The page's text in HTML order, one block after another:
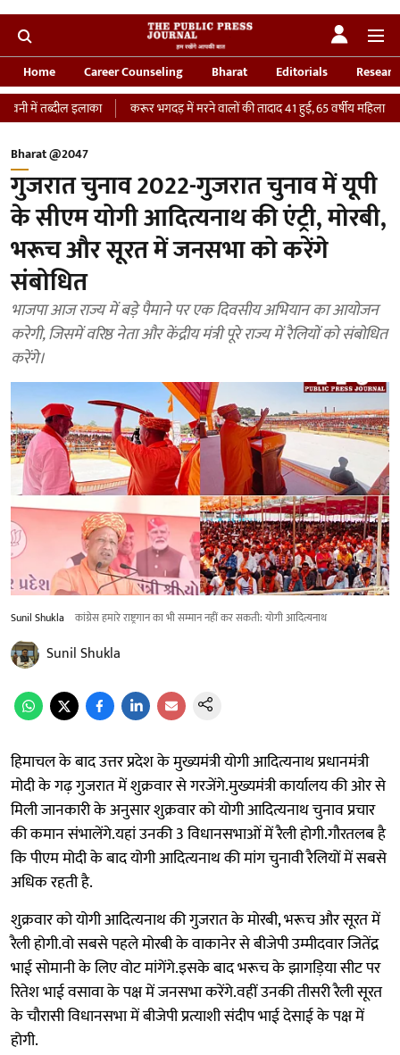
Home Career Counseling Bharat Editorials
करूर भगदड़ में मरने वालों की तादाद 41 हुई, 65 वर्षीय महिला की ICU में मौत
Bharat @2047
गुजरात चुनाव 2022-गुजरात चुनाव में यूपी
के सीएम योगी आदित्यनाथ की एंट्री, मोरबी,
भरूच और सूरत में जनसभा को करेंगे
संबोधित
भाजपा आज राज्य में बड़े पैमाने पर एक दिवसीय अभियान का आयोजन
करेगी, जिसमें वरिष्ठ नेता और केंद्रीय मंत्री पूरे राज्य में रैलियों को संबोधित
करेंगे।
Sunil Shukla कांग्रेस हमारे राष्ट्रगान का भी सम्मान नहीं कर सकती: योगी आदित्यनाथ
Sunil Shukla
हिमाचल के बाद उत्तर प्रदेश के मुख्यमंत्री योगी आदित्यनाथ प्रधानमंत्री
मोदी के गढ़ गुजरात में शुक्रवार से गरजेंगे.मुख्यमंत्री कार्यालय की ओर से
मिली जानकारी के अनुसार शुक्रवार को योगी आदित्यनाथ चुनाव प्रचार
की कमान संभालेंगे.यहां उनकी 3 विधानसभाओं में रैली होगी.गौरतलब है
कि पीएम मोदी के बाद योगी आदित्यनाथ की मांग चुनावी रैलियों में सबसे
अधिक रहती है.
शुक्रवार को योगी आदित्यनाथ की गुजरात के मोरबी, भरूच और सूरत में
रैली होगी.वो सबसे पहले मोरबी के वाकानेर से बीजेपी उम्मीदवार जितेंद्र
भाई सोमानी के लिए वोट मांगेंगे.इसके बाद भरूच के झागड़िया सीट पर
रितेश भाई वसावा के पक्ष में जनसभा करेंगे.वहीं उनकी तीसरी रैली सूरत
के चौरासी विधानसभा में बीजेपी प्रत्याशी संदीप भाई देसाई के पक्ष में
होगी.